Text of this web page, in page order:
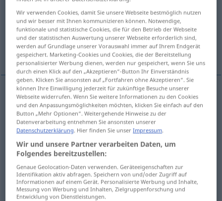
Übersicht aller Übersetzungen
(Für mehr Details die Übersetzung anklicken/antippen)
cobrar tener que tragarse quitar
cobrar kassierenGeld
müssen) UMG FIG
quitar kassieren(≈ wegnehmen) UMG FIG
Wir verwenden Cookies, damit Sie unsere Webseite bestmöglich nutzen
und wir besser mit Ihnen kommunizieren können. Notwendige,
funktionale und statistische Cookies, die für den Betrieb der Webseite
und der statistischen Auswertung unserer Webseite erforderlich sind,
werden auf Grundlage unserer Vorauswahl immer auf Ihrem Endgerät
gespeichert. Marketing-Cookies und Cookies, die der Bereitstellung
personalisierter Werbung dienen, werden nur gespeichert, wenn Sie uns
durch einen Klick auf den „Akzeptieren“-Button Ihr Einverständnis
geben. Klicken Sie ansonsten auf „Fortfahren ohne Akzeptieren“. Sie
können Ihre Einwilligung jederzeit für zukünftige Besuche unserer
Webseite widerrufen. Wenn Sie weitere Informationen zu den Cookies
und den Anpassungsmöglichkeiten möchten, klicken Sie einfach auf den
Button „Mehr Optionen“. Weitergehende Hinweise zu der
Datenverarbeitung entnehmen Sie ansonsten unserer
Datenschutzerklärung. Hier finden Sie unserImpressum.
Wir und unsere Partner verarbeiten Daten, um
Folgendes bereitzustellen:
Genaue Geolocation-Daten verwenden. Geräteeigenschaften zur
Identifikation aktiv abfragen. Speichern von und/oder Zugriff auf
Informationen auf einem Gerät. Personalisierte Werbung und Inhalte,
Messung von Werbung und Inhalten, Zielgruppenforschung und
Entwicklung von Dienstleistungen.